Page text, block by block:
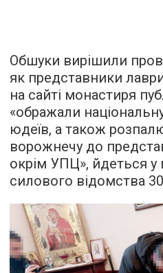
Обшуки вирішили
як представники
на сайті монастиря
«ображали
юдеїв, а також
ворожнечу до
окрім УПЦ», йдеться у
силового відомства